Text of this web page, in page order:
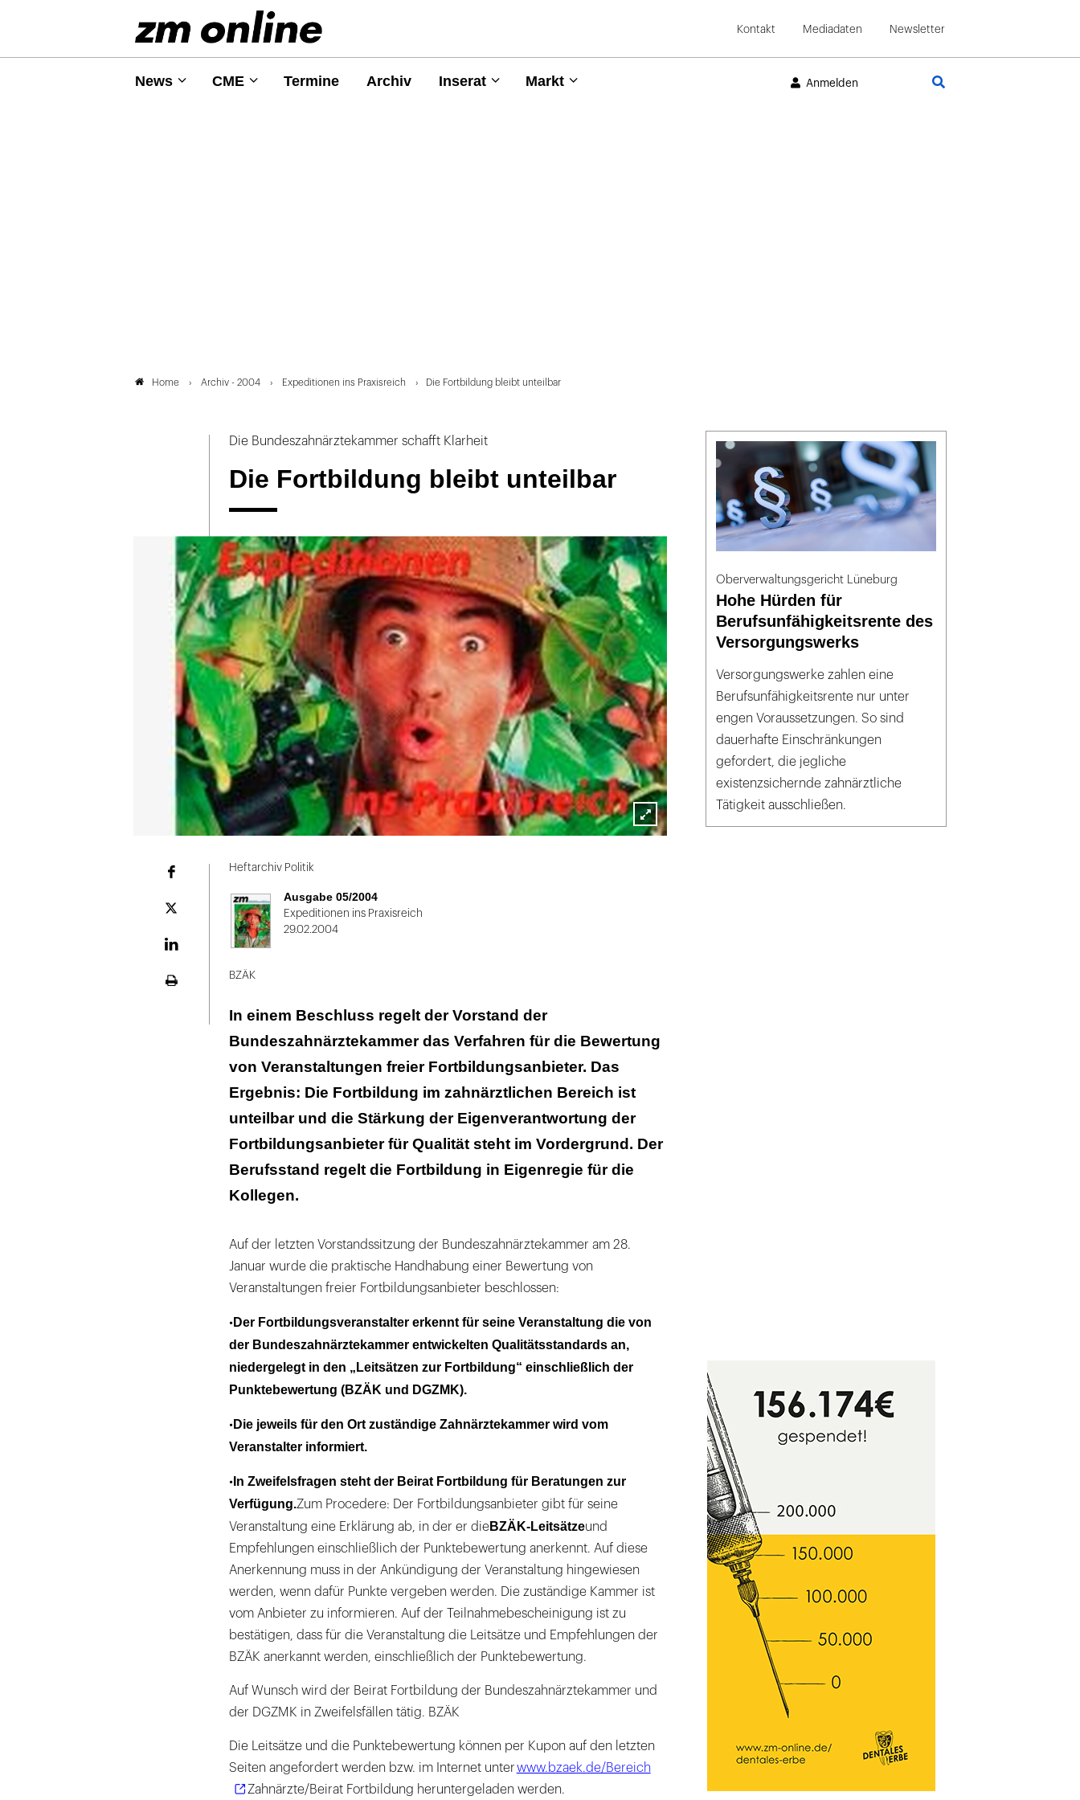
Kontakt Mediadaten Newsletter
News CME Termine Archiv Inserat Markt Anmelden
Home Archiv - 2004 Expeditionen ins Praxisreich Die Fortbildung bleibt unteilbar
Die Bundeszahnärztekammer schafft Klarheit
Die Fortbildung bleibt unteilbar
Lightbox
Plattform
Heftarchiv Politik
Ausgabe 05/2004
Expeditionen ins Praxisreich
29.02.2004
BZÄK
In einem Beschluss regelt der Vorstand der
Bundeszahnärztekammer das Verfahren für die Bewertung
von Veranstaltungen freier Fortbildungsanbieter. Das
Ergebnis: Die Fortbildung im zahnärztlichen Bereich ist
unteilbar und die Stärkung der Eigenverantwortung der
Fortbildungsanbieter für Qualität steht im Vordergrund. Der
Berufsstand regelt die Fortbildung in Eigenregie für die
Kollegen.
Auf der letzten Vorstandssitzung der Bundeszahnärztekammer am 28.
Januar wurde die praktische Handhabung einer Bewertung von
Veranstaltungen freier Fortbildungsanbieter beschlossen:
•Der Fortbildungsveranstalter erkennt für seine Veranstaltung die von
der Bundeszahnärztekammer entwickelten Qualitätsstandards an,
niedergelegt in den „Leitsätzen zur Fortbildung“ einschließlich der
Punktebewertung (BZÄK und DGZMK).
•Die jeweils für den Ort zuständige Zahnärztekammer wird vom
Veranstalter informiert.
•In Zweifelsfragen steht der Beirat Fortbildung für Beratungen zur
Verfügung.Zum Procedere: Der Fortbildungsanbieter gibt für seine
Veranstaltung eine Erklärung ab, in der er dieBZÄK-Leitsätzeund
Empfehlungen einschließlich der Punktebewertung anerkennt. Auf diese
Anerkennung muss in der Ankündigung der Veranstaltung hingewiesen
werden, wenn dafür Punkte vergeben werden. Die zuständige Kammer ist
vom Anbieter zu informieren. Auf der Teilnahmebescheinigung ist zu
bestätigen, dass für die Veranstaltung die Leitsätze und Empfehlungen der
BZÄK anerkannt werden, einschließlich der Punktebewertung.
Auf Wunsch wird der Beirat Fortbildung der Bundeszahnärztekammer und
der DGZMK in Zweifelsfällen tätig. BZÄK
Die Leitsätze und die Punktebewertung können per Kupon auf den letzten
Seiten angefordert werden bzw. im Internet unterwww.bzaek.de/Bereich
Zahnärzte/Beirat Fortbildung heruntergeladen werden.
Oberverwaltungsgericht Lüneburg
Hohe Hürden für
Berufsunfähigkeitsrente des
Versorgungswerks
Versorgungswerke zahlen eine
Berufsunfähigkeitsrente nur unter
engen Voraussetzungen. So sind
dauerhafte Einschränkungen
gefordert, die jegliche
existenzsichernde zahnärztliche
Tätigkeit ausschließen.